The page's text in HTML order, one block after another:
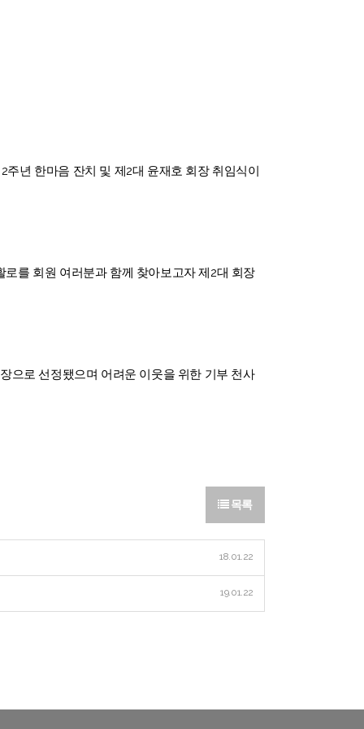
년 한마음 잔치 및 제2대 윤재호 회장 취임식이
를 회원 여러분과 함께 찾아보고자 제2대 회장
으로 선정됐으며 어려운 이웃을 위한 기부 천사
목록
18.01.22
19.01.22